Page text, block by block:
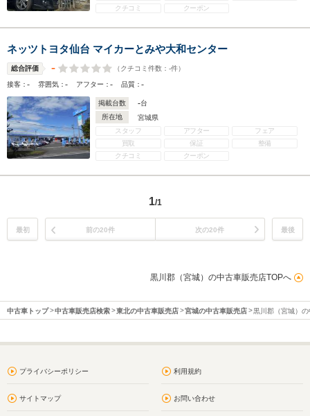
クチコミ
クーポン
ネッツトヨタ仙台 マイカーとみや大和センター
総合評価 - （クチコミ件数： -件）
接客：- 雰囲気：- アフター：- 品質：-
掲載台数 -台
所在地
宮城県
スタッフ
アフター
フェア
買取
保証
整備
クチコミ
クーポン
1/1
最初 前の20件 次の20件 最後
黒川郡（宮城）の中古車販売店TOPへ
中古車トップ 中古車販売店検索 東北の中古車販売店 宮城の中古車販売店 黒川郡（宮城）
プライバシーポリシー 利用規約
サイトマップ お問い合わせ